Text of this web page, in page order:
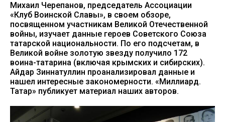
Михаил Черепанов, председатель Ассоциации
«Клуб Воинской Славы», в своем обзоре,
посвященном участникам Великой Отечественной
войны, изучает данные героев Советского Союза
татарской национальности. По его подсчетам, в
Великой войне золотую звезду получило 172
воина-татарина (включая крымских и сибирских).
Айдар Зиннатуллин проанализировал данные и
нашел интересные закономерности. «Миллиард.
Татар» публикует материал наших авторов.